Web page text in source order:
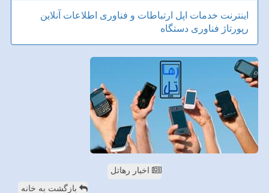
اینترنت خدمات اپل ارتباطات و فناوری اطلاعات آنلاین
رپورتاژ فناوری دستگاه
اخبار رهاتل
بازگشت به خانه